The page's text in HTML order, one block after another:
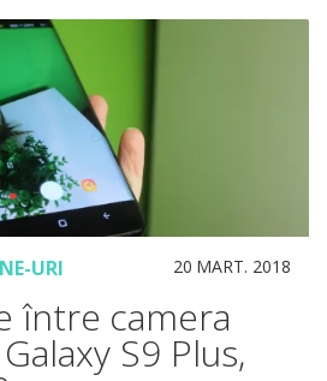
URI 20 MART. 2018
între camera
S9 Plus,